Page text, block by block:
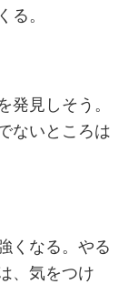
る。
発見しそう。
ないところは
くなる。やる
、気をつけ